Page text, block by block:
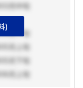
月中旬
月下旬
月上旬
月下旬
月上旬
)